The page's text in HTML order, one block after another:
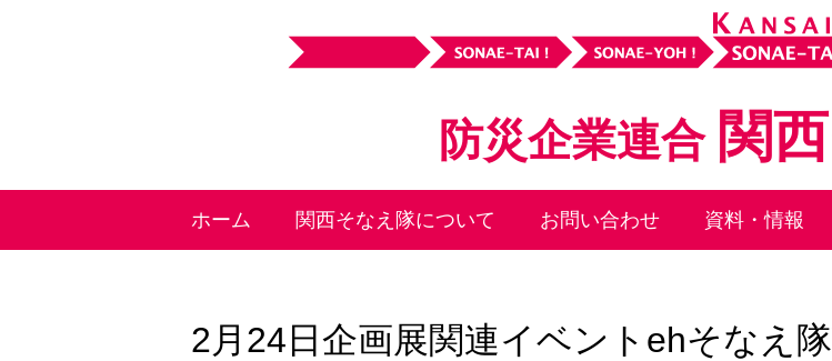
防災企業連合 関
ホーム 関西そなえ隊について お問い合わせ 資料・情報
2月24日企画展関連イベントehそなえ